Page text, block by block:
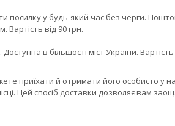
посилку у будь-який час без черги.
Вартість від 90 грн.
в більшості міст України. Вартість
приїхати й отримати його особисто у
Цей спосіб доставки дозволяє вам